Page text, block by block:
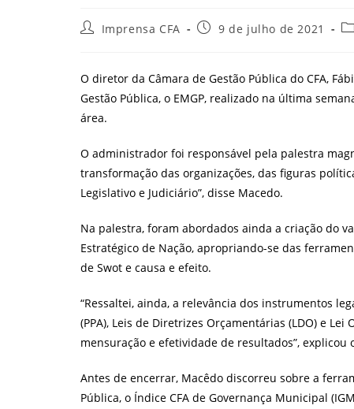
AutorImprensa CFA
Post9 de julho de 2021
O diretor da Câmara de Gestão Pública do CFA,
Gestão Pública, o EMGP, realizado na última
área.
O administrador foi responsável pela palestra
transformação das organizações, das figuras
Legislativo e Judiciário”, disse Macedo.
Na palestra, foram abordados ainda a criação do
Estratégico de Nação, apropriando-se das
de Swot e causa e efeito.
“Ressaltei, ainda, a relevância dos instrumentos
(PPA), Leis de Diretrizes Orçamentárias (LDO) e
mensuração e efetividade de resultados”, explicou
Antes de encerrar, Macêdo discorreu sobre a
Pública, o Índice CFA de Governança Municipal